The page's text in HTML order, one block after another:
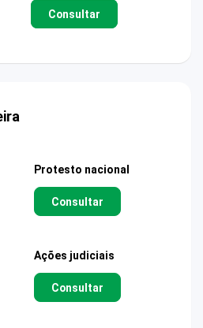
Consultar
Protesto nacional
Consultar
Ações judiciais
Consultar